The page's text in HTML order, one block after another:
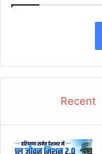
Recent